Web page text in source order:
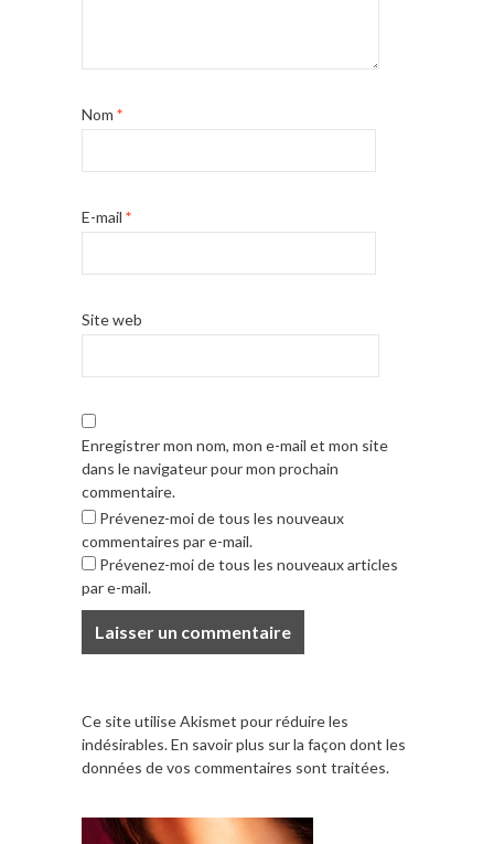
Nom *
E-mail *
Site web
Enregistrer mon nom, mon e-mail et mon site
dans le navigateur pour mon prochain
commentaire.
Prévenez-moi de tous les nouveaux
commentaires par e-mail.
Prévenez-moi de tous les nouveaux articles
par e-mail.
Ce site utilise Akismet pour réduire les
indésirables.En savoir plus sur la façon dont les
données de vos commentaires sont traitées.